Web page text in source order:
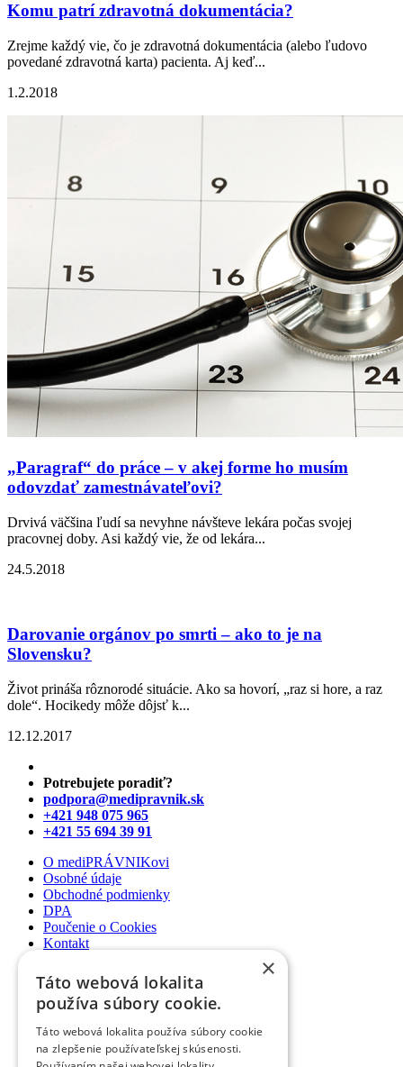
Komu patrí zdravotná dokumentácia?
Zrejme každý vie, čo je zdravotná dokumentácia (alebo ľudovo
povedané zdravotná karta) pacienta. Aj keď...
1.2.2018
„Paragraf“ do práce – v akej forme ho musím
odovzdať zamestnávateľovi?
Drvivá väčšina ľudí sa nevyhne návšteve lekára počas svojej
pracovnej doby. Asi každý vie, že od lekára...
24.5.2018
Darovanie orgánov po smrti – ako to je na
Slovensku?
Život prináša rôznorodé situácie. Ako sa hovorí, „raz si hore, a raz
dole“. Hocikedy môže dôjsť k...
12.12.2017
Potrebujete poradiť?
podpora@medipravnik.sk
+421 948 075 965
+421 55 694 39 91
O mediPRÁVNIKovi
Osobné údaje
Obchodné podmienky
DPA
Poučenie o Cookies
Kontakt
Newsletter
Články
Podcasty
Informované súhlasy
Právny web pre ambulancie
×
Táto webová lokalita
používa súbory cookie.
Táto webová lokalita používa súbory cookie
na zlepšenie používateľskej skúsenosti.